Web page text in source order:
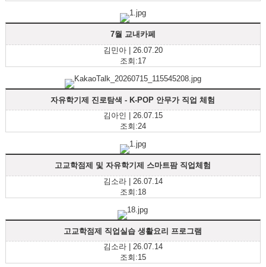
7월 교내카페
김민아 | 26.07.20
조회:17
자유학기제 진로탐색 - K-POP 안무가 직업 체험
김아인 | 26.07.15
조회:24
고교학점제 및 자유학기제 스마트팜 직업체험
김소라 | 26.07.14
조회:18
고교학점제 직업실습 생활요리 프로그램
김소라 | 26.07.14
조회:15